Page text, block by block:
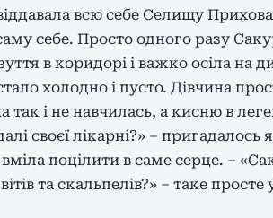
всю себе Селищу
себе. Просто одного разу
в коридорі і важко осіла на
холодно і пусто. Дівчина
так і не навчилась, а кисню в
своєї лікарні?» – пригадалось
поцілити в саме серце. –
та скальпелів?» – таке